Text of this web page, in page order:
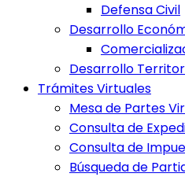
Defensa Civil
Desarrollo
Desarrollo
Trámites Virtuales
Mesa de Partes
Consulta de
Consulta de
Búsqueda de